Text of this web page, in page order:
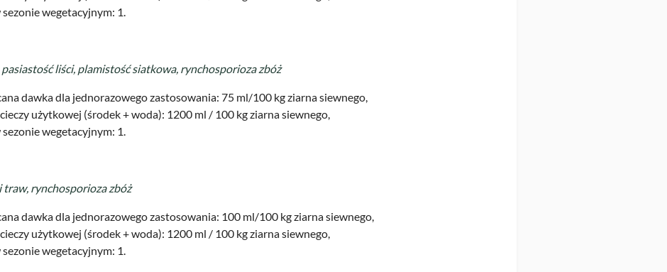
wegetacyjnym: 1.
liści, plamistość siatkowa, rynchosporioza zbóż
dawka dla jednorazowego zastosowania: 75 ml/100 kg ziarna siewnego,
użytkowej (środek + woda): 1200 ml / 100 kg ziarna siewnego,
wegetacyjnym: 1.
traw, rynchosporioza zbóż
dawka dla jednorazowego zastosowania: 100 ml/100 kg ziarna siewnego,
użytkowej (środek + woda): 1200 ml / 100 kg ziarna siewnego,
wegetacyjnym: 1.